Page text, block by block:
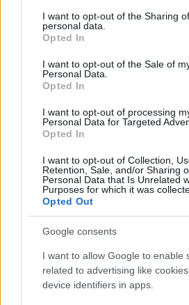
disclose it to other third parties.
Please note that this website/app
services and may gather and store
not limited to your visit or usage
grant or deny consent to Google and
consent section.
I want to opt-out of the Sharing
personal data.
Opted In
I want to opt-out of the Sale of
Personal Data.
Opted In
I want to opt-out of processing
Personal Data for Targeted
Opted In
I want to opt-out of Collection,
Retention, Sale, and/or Sharing
Personal Data that Is Unrelated
Purposes for which it was
Opted Out
Google consents
I want to allow Google to enable
related to advertising like
device identifiers in apps.